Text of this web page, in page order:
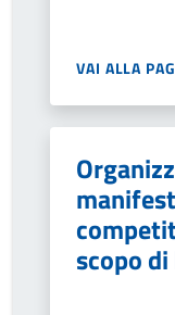
VAI ALLA
scopo